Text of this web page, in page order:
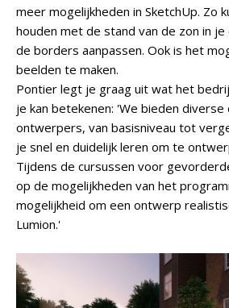
meer mogelijkheden in SketchUp. Zo
houden met de stand van de zon in
de borders aanpassen. Ook is het
beelden te maken.
Pontier legt je graag uit wat het
je kan betekenen: 'We bieden diverse
ontwerpers, van basisniveau tot
je snel en duidelijk leren om te
Tijdens de cursussen voor
op de mogelijkheden van het
mogelijkheid om een ontwerp
Lumion.'